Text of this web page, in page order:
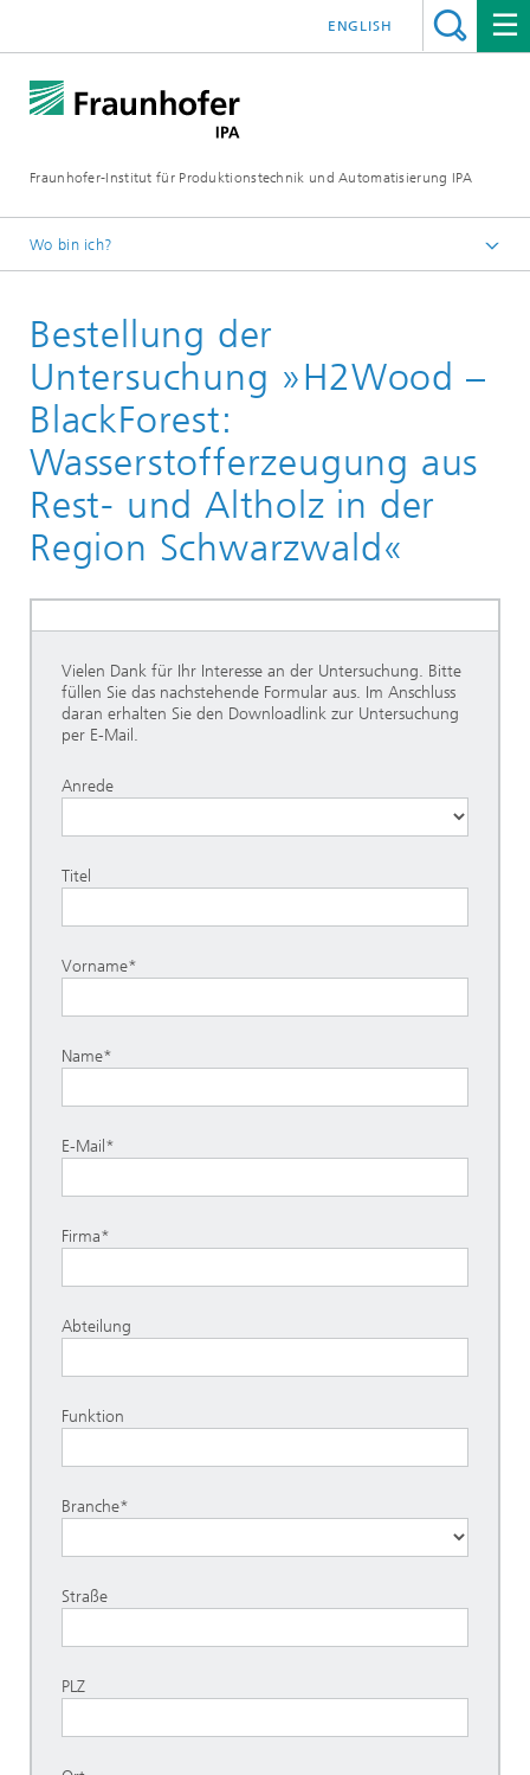
Fraunhofer-Institut für Produktionstechnik und Automatisierung IPA
ENGLISH
Wo bin ich?
Publikationen
Bestellung der
Untersuchung »H2Wood –
BlackForest:
Wasserstofferzeugung aus
Rest- und Altholz in der
Region Schwarzwald«
Vielen Dank für Ihr Interesse an der Untersuchung. Bitte
füllen Sie das nachstehende Formular aus. Im Anschluss
daran erhalten Sie den Downloadlink zur Untersuchung
per E-Mail.
Anrede
Titel
Vorname*
Name*
E-Mail*
Firma*
Abteilung
Funktion
Branche*
Straße
PLZ